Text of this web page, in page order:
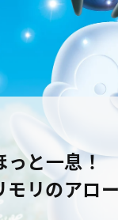
っと一息！
モリのアロ